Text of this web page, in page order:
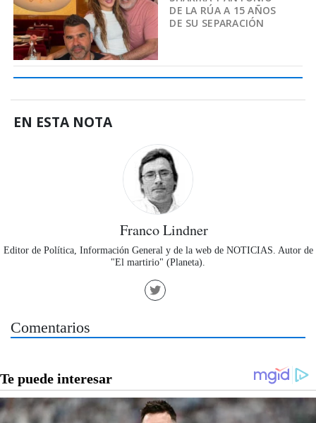
DE LA RÚA A 15 AÑOS
DE SU SEPARACIÓN
EN ESTA NOTA
Franco Lindner
Editor de Política, Información General y de la web de NOTICIAS. Autor de
"El martirio" (Planeta).
Comentarios